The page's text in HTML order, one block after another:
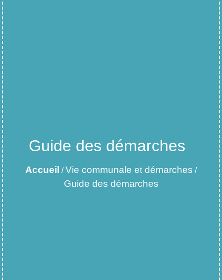
Guide des démarches
Accueil /Vie communale et démarches /
Guide des démarches